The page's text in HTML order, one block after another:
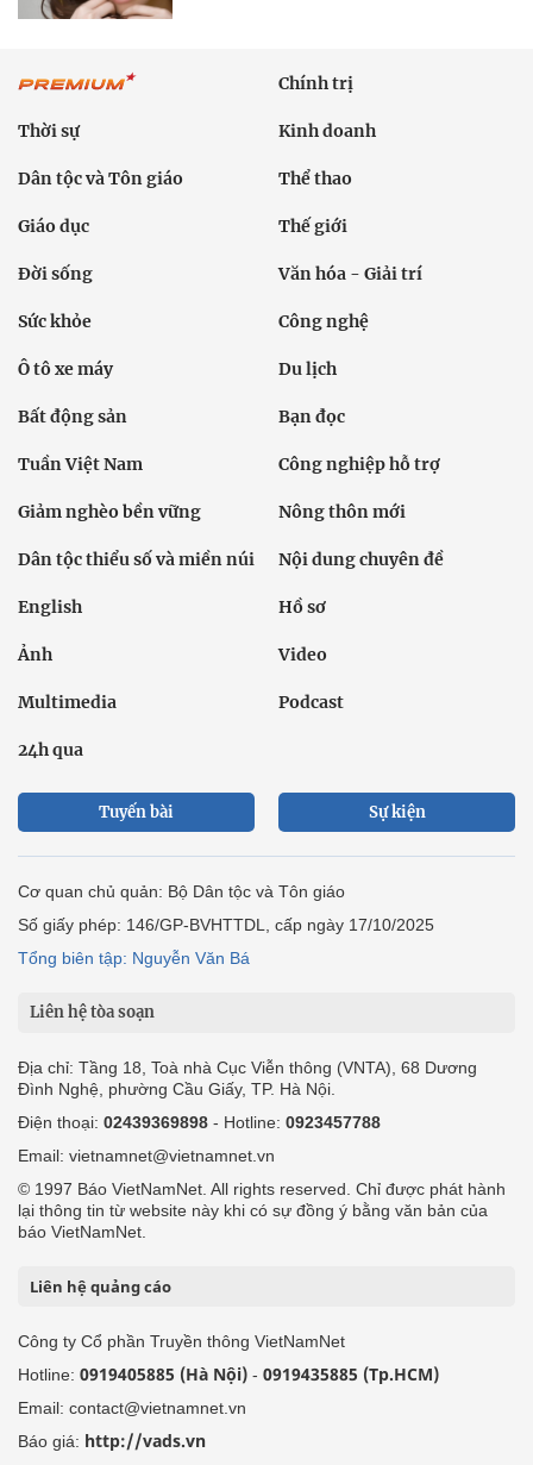
Chính trị
Thời sự Kinh doanh
Dân tộc và Tôn giáo Thể thao
Giáo dục Thế giới
Đời sống Văn hóa - Giải trí
Sức khỏe Công nghệ
Ô tô xe máy Du lịch
Bất động sản Bạn đọc
Tuần Việt Nam Công nghiệp hỗ trợ
Giảm nghèo bền vững Nông thôn mới
Dân tộc thiểu số và miền núi Nội dung chuyên đề
English Hồ sơ
Ảnh Video
Multimedia Podcast
24h qua
Tuyến bài Sự kiện
Cơ quan chủ quản: Bộ Dân tộc và Tôn giáo
Số giấy phép: 146/GP-BVHTTDL, cấp ngày 17/10/2025
Tổng biên tập: Nguyễn Văn Bá
Liên hệ tòa soạn
Địa chỉ: Tầng 18, Toà nhà Cục Viễn thông (VNTA), 68 Dương
Đình Nghệ, phường Cầu Giấy, TP. Hà Nội.
Điện thoại: 02439369898 - Hotline: 0923457788
Email: vietnamnet@vietnamnet.vn
© 1997 Báo VietNamNet. All rights reserved. Chỉ được phát hành
lại thông tin từ website này khi có sự đồng ý bằng văn bản của
báo VietNamNet.
Liên hệ quảng cáo
Công ty Cổ phần Truyền thông VietNamNet
Hotline: 0919405885 (Hà Nội) - 0919435885 (Tp.HCM)
Email: contact@vietnamnet.vn
Báo giá: http://vads.vn